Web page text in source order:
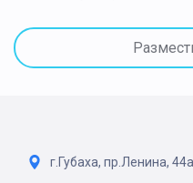
г.Губаха, пр.Ленина, 44а